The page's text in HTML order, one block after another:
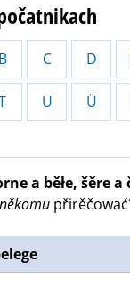
B C D
U Ü
a běłe, šěre
někomu